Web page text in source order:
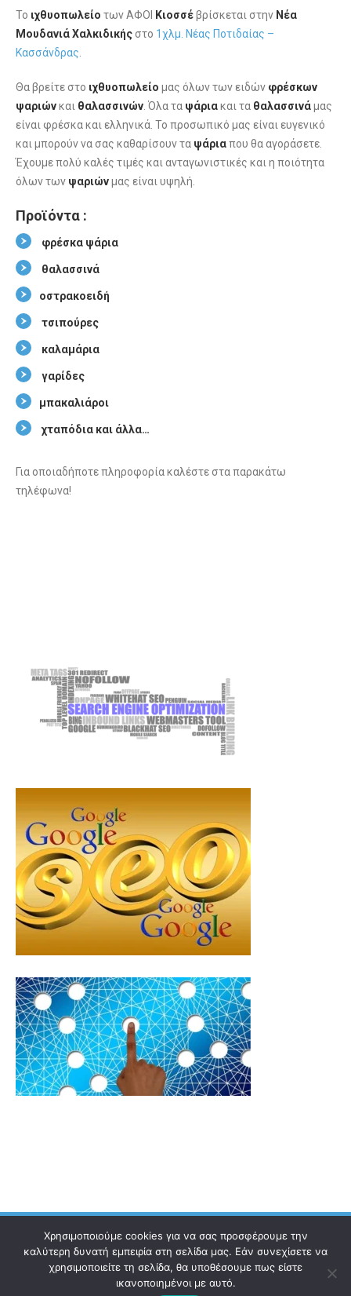
Το ιχθυοπωλείο των ΑΦΟΙ Κιοσσέβρίσκεται στην Νέα
Μουδανιά Χαλκιδικής στο 1χλμ. Νέας Ποτιδαίας –
Κασσάνδρας.
Θα βρείτε στο ιχθυοπωλείο μας όλων των ειδών φρέσκων
ψαριώνκαι θαλασσινών. Όλα τα ψάριακαι τα θαλασσινάμας
είναι φρέσκα και ελληνικά. Το προσωπικό μας είναι ευγενικό
και μπορούν να σας καθαρίσουν τα ψάριαπου θα αγοράσετε.
Έχουμε πολύ καλές τιμές και ανταγωνιστικές και η ποιότητα
όλων των ψαριώνμας είναι υψηλή.
Προϊόντα :
φρέσκα ψάρια
θαλασσινά
οστρακοειδή
τσιπούρες
καλαμάρια
γαρίδες
μπακαλιάροι
χταπόδια και άλλα…
Για οποιαδήποτε πληροφορία καλέστε στα παρακάτω
τηλέφωνα!
Ηλεκτρονικός Οδηγός Επικοινωνία Όροι χρήσης
Χρησιμοποιούμε cookies για να σας προσφέρουμε την
καλύτερη δυνατή εμπειρία στη σελίδα μας. Εάν συνεχίσετε να
χρησιμοποιείτε τη σελίδα, θα υποθέσουμε πως είστε
ικανοποιημένοι με αυτό.